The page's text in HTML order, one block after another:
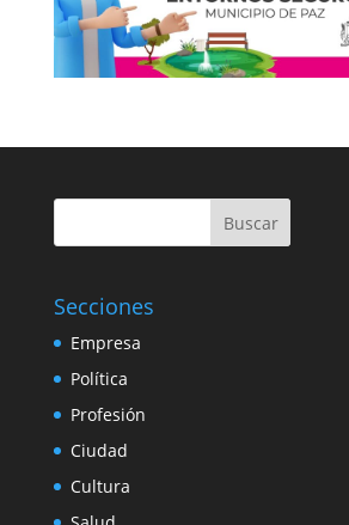
Buscar
Secciones
Empresa
Política
Profesión
Ciudad
Cultura